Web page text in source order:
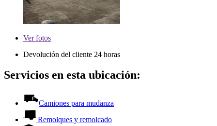
Verfotos
Devolución del cliente 24 horas
Servicios en esta ubicación:
Camiones para mudanza
Remolques y remolcado